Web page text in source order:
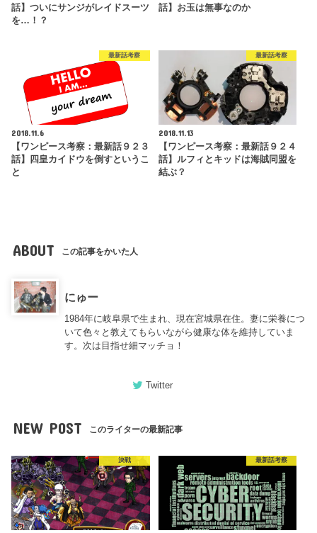
話】ついにサンジがレイドスーツ
を…！？
話】お玉は無事なのか
最新話考察
2018.11.6
【ワンピース考察：最新話９２３
話】四皇カイドウを倒すというこ
と
最新話考察
2018.11.13
【ワンピース考察：最新話９２４
話】ルフィとキッドは海賊同盟を
結ぶ？
ABOUT この記事をかいた人
にゅー
1984年に岐阜県で生まれ、現在宮城県在住。妻に栄養につ
いて色々と教えてもらいながら健康な体を維持していま
す。次は目指せ細マッチョ！
Twitter
NEW POST このライターの最新記事
決戦 最新話考察